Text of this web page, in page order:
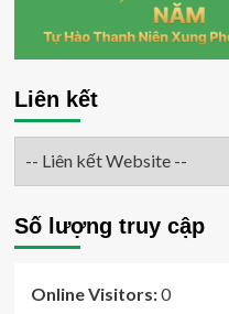
Liên kết
Số lượng truy cập
Online Visitors:0